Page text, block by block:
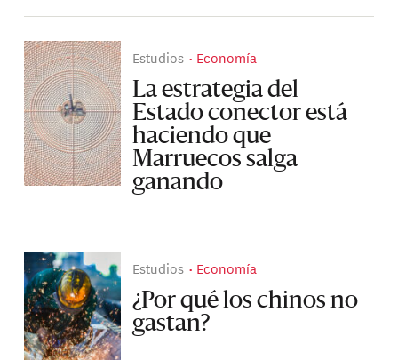
Estudios Economía
La estrategia del
Estado conector está
haciendo que
Marruecos salga
ganando
Estudios Economía
¿Por qué los chinos no
gastan?